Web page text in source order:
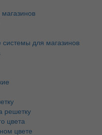
для магазинов
решетку
цвета
цвете